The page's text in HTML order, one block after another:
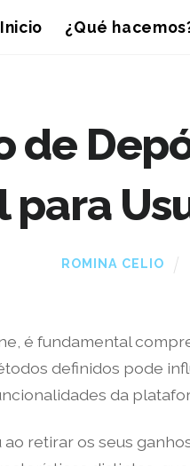
Inicio ¿Qué
de
para
ROMINA CELIO
é fundamental
definidos pode
da
retirar os seus